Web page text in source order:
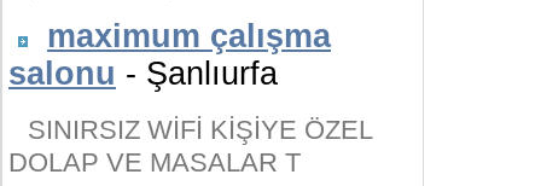
maximum çalışma
salonu - Şanlıurfa
SINIRSIZ WİFİ KİŞİYE ÖZEL
DOLAP VE MASALAR T